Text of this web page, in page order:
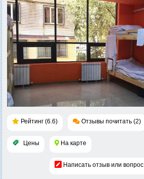
Рейтинг (6.6) Отзывы почитать (2)
Цены На карте
Написать отзыв или вопрос